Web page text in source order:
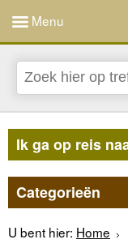
Menu
Ik ga op reis
Categorieën
U bent hier: Home